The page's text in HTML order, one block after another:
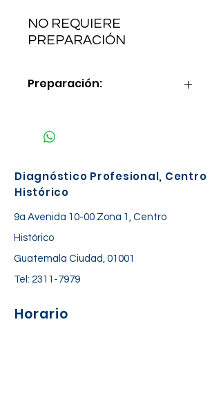
NO REQUIERE
PREPARACIÓN
Preparación:
Diagnóstico Profesional, Centro
Histórico
9a Avenida 10-00 Zona 1, Centro
Histórico
Guatemala Ciudad, 01001
Tel: 2311-7979
Horario